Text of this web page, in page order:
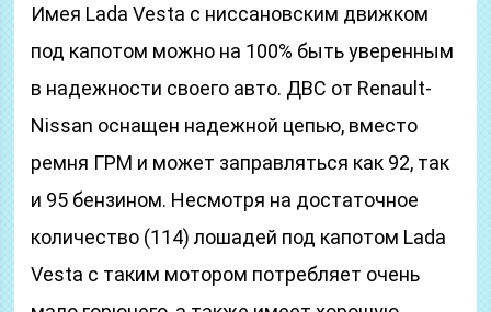
Имея Lada Vesta с ниссановским движком
под капотом можно на 100% быть уверенным
в надежности своего авто. ДВС от Renault-
Nissan оснащен надежной цепью, вместо
ремня ГРМ и может заправляться как 92, так
и 95 бензином. Несмотря на достаточное
количество (114) лошадей под капотом Lada
Vesta с таким мотором потребляет очень